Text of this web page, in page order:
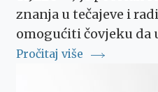
znanja u tečajeve i
omogućiti čovjeku da
Pročitaj više